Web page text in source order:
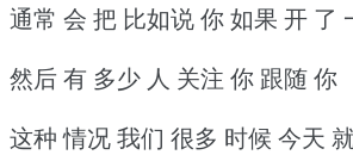
通常 会 把 比如说 你 如果 开 了
然后 有 多少 人 关注 你 跟随 你
这种 情况 我们 很多 时候 今天